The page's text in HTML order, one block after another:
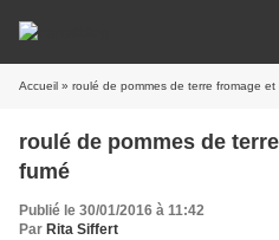
Accueil » roulé de pommes de terre fromage et
roulé de pommes de
fumé
Publié le 30/01/2016 à 11:42
Par Rita Siffert